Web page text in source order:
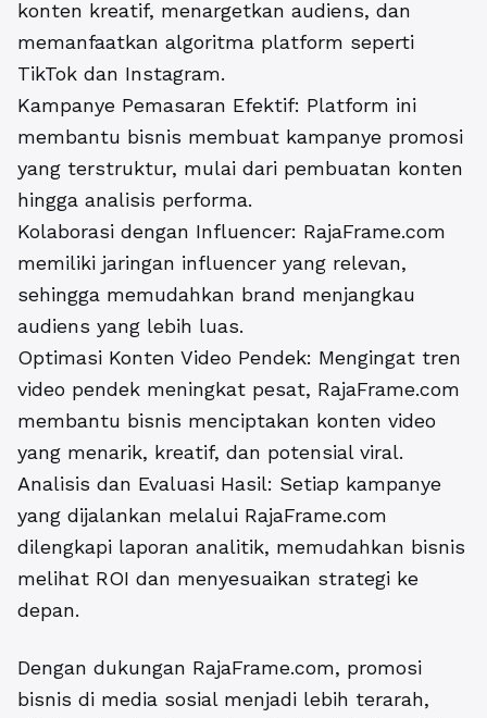
konten kreatif, menargetkan audiens, dan
memanfaatkan algoritma platform seperti
TikTok dan Instagram.
Kampanye Pemasaran Efektif: Platform ini
membantu bisnis membuat kampanye promosi
yang terstruktur, mulai dari pembuatan konten
hingga analisis performa.
Kolaborasi dengan Influencer: RajaFrame.com
memiliki jaringan influencer yang relevan,
sehingga memudahkan brand menjangkau
audiens yang lebih luas.
Optimasi Konten Video Pendek: Mengingat tren
video pendek meningkat pesat, RajaFrame.com
membantu bisnis menciptakan konten video
yang menarik, kreatif, dan potensial viral.
Analisis dan Evaluasi Hasil: Setiap kampanye
yang dijalankan melalui RajaFrame.com
dilengkapi laporan analitik, memudahkan bisnis
melihat ROI dan menyesuaikan strategi ke
depan.
Dengan dukungan RajaFrame.com, promosi
bisnis di media sosial menjadi lebih terarah,